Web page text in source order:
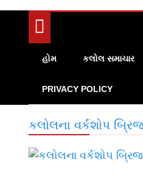
હોમ કલોલ સમાચાર
PRIVACY POLICY
કલોલના વર્કશોપ